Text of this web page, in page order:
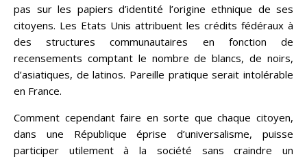
pas sur les papiers d’identité l’origine ethnique de ses
citoyens. Les Etats Unis attribuent les crédits fédéraux à
des structures communautaires en fonction de
recensements comptant le nombre de blancs, de noirs,
d’asiatiques, de latinos. Pareille pratique serait intolérable
en France.
Comment cependant faire en sorte que chaque citoyen,
dans une République éprise d’universalisme, puisse
participer utilement à la société sans craindre un